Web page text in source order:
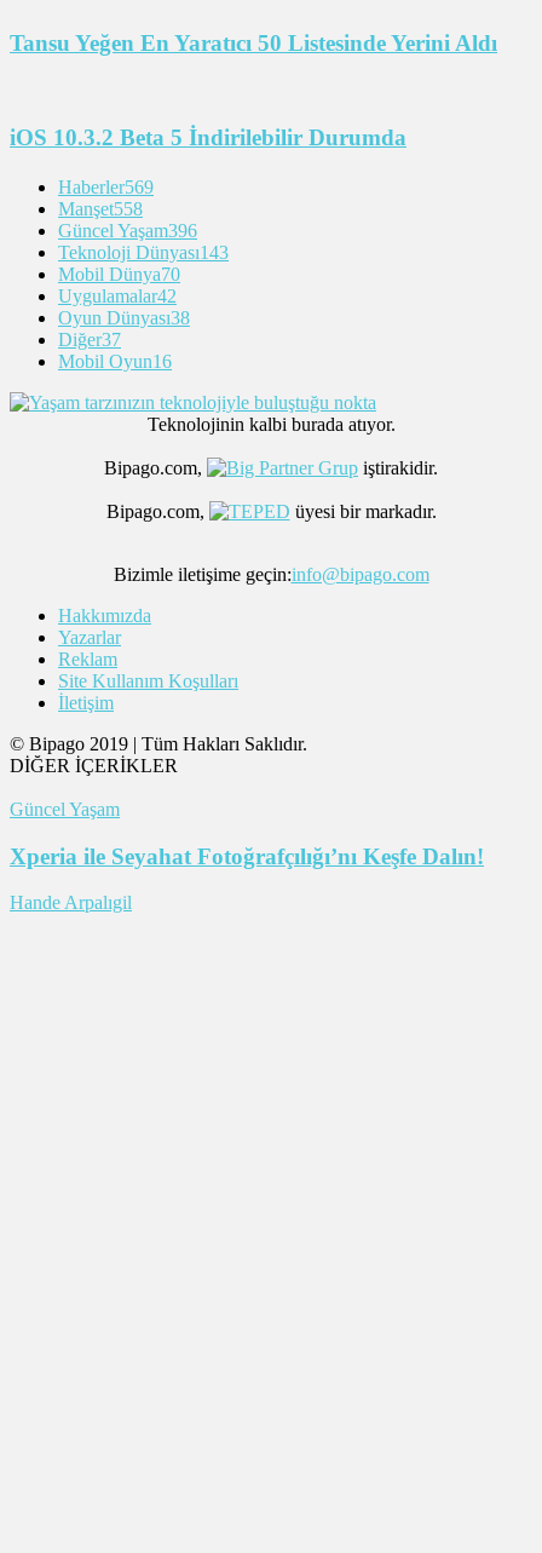
Tansu Yeğen En Yaratıcı 50 Listesinde Yerini Aldı
iOS 10.3.2 Beta 5 İndirilebilir Durumda
Haberler569
Manşet558
Güncel Yaşam396
Teknoloji Dünyası143
Mobil Dünya70
Uygulamalar42
Oyun Dünyası38
Diğer37
Mobil Oyun16
Teknolojinin kalbi burada atıyor.
Bipago.com, iştirakidir.
Bipago.com, üyesi bir markadır.
Bizimle iletişime geçin:info@bipago.com
Hakkımızda
Yazarlar
Reklam
Site Kullanım Koşulları
İletişim
© Bipago 2019 | Tüm Hakları Saklıdır.
DİĞER İÇERİKLER
Güncel Yaşam
Xperia ile Seyahat Fotoğrafçılığı’nı Keşfe Dalın!
Hande Arpalıgil